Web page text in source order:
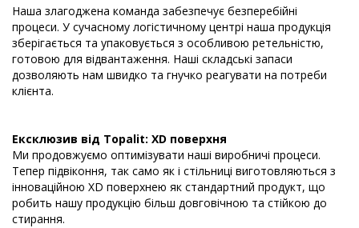
Наша злагоджена команда забезпечує безперебійні
процеси. У сучасному логістичному центрі наша продукція
зберігається та упаковується з особливою ретельністю,
готовою для відвантаження. Наші складські запаси
дозволяють нам швидко та гнучко реагувати на потреби
клієнта.
Ексклюзив від Topalit: XD поверхня
Ми продовжуємо оптимізувати наші виробничі процеси.
Тепер підвіконня, так само як і стільниці виготовляються з
інноваційною XD поверхнею як стандартний продукт, що
робить нашу продукцію більш довговічною та стійкою до
стирання.